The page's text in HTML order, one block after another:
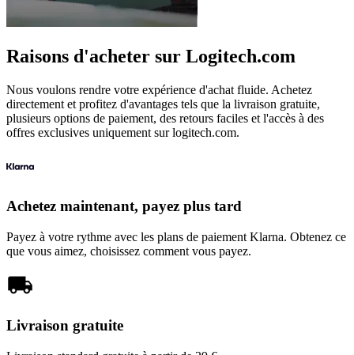
Raisons d'acheter sur Logitech.com
Nous voulons rendre votre expérience d'achat fluide. Achetez
directement et profitez d'avantages tels que la livraison gratuite,
plusieurs options de paiement, des retours faciles et l'accès à des
offres exclusives uniquement sur logitech.com.
Achetez maintenant, payez plus tard
Payez à votre rythme avec les plans de paiement Klarna. Obtenez ce
que vous aimez, choisissez comment vous payez.
Livraison gratuite